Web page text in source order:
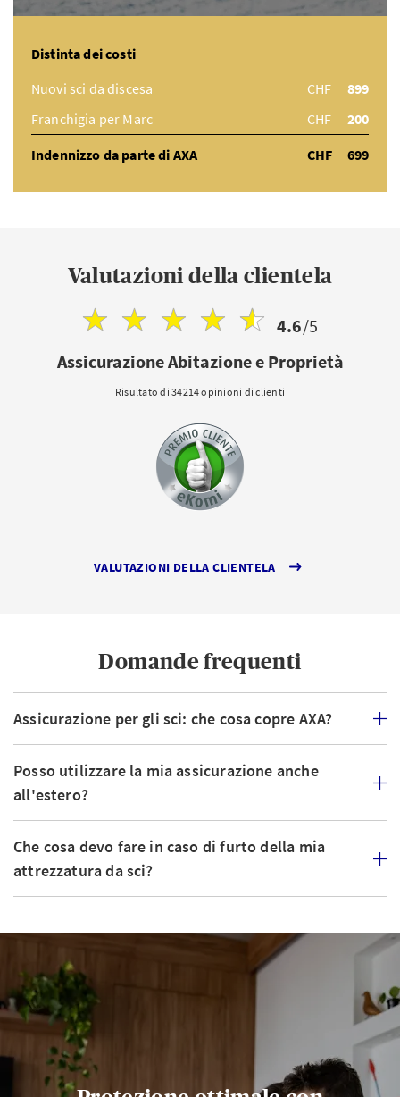
Distinta dei costi
Nuovi sci da discesa
CHF
899
Franchigia per Marc
CHF
200
Indennizzo da parte di AXA
CHF 699
Valutazioni della clientela
4.6/5
Assicurazione Abitazione e Proprietà
Risultato di 34214 opinioni di clienti
VALUTAZIONI DELLA CLIENTELA
Domande frequenti
Assicurazione per gli sci: che cosa copre AXA?
Posso utilizzare la mia assicurazione anche
all'estero?
Che cosa devo fare in caso di furto della mia
attrezzatura da sci?